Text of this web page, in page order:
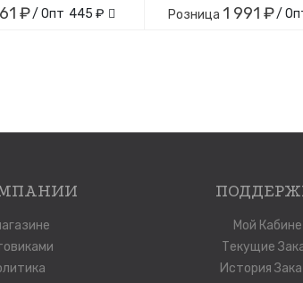
₽/ Опт 445 ₽ Розница 1 991 ₽/
Мой
Текущие
История